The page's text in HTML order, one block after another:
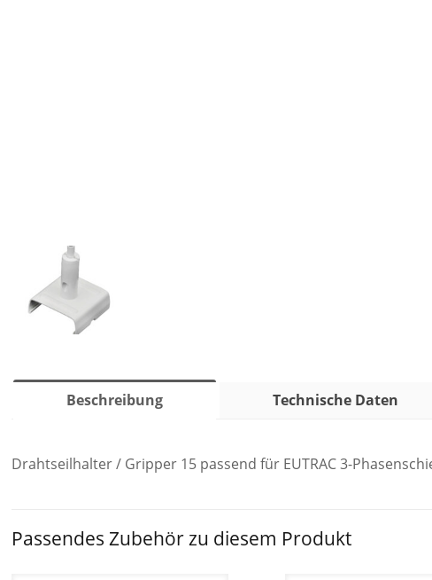
Beschreibung Technische Daten
Drahtseilhalter / Gripper 15 passend für EUTRAC 3-
Passendes Zubehör zu diesem Produkt